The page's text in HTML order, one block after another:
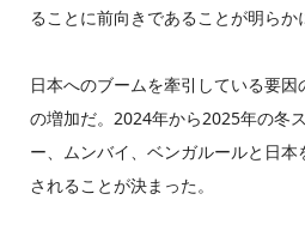
ることに前向きであることが明らか
日本へのブームを牽引している要
の増加だ。2024年から2025年の冬
ー、ムンバイ、ベンガルールと日
されることが決まった。